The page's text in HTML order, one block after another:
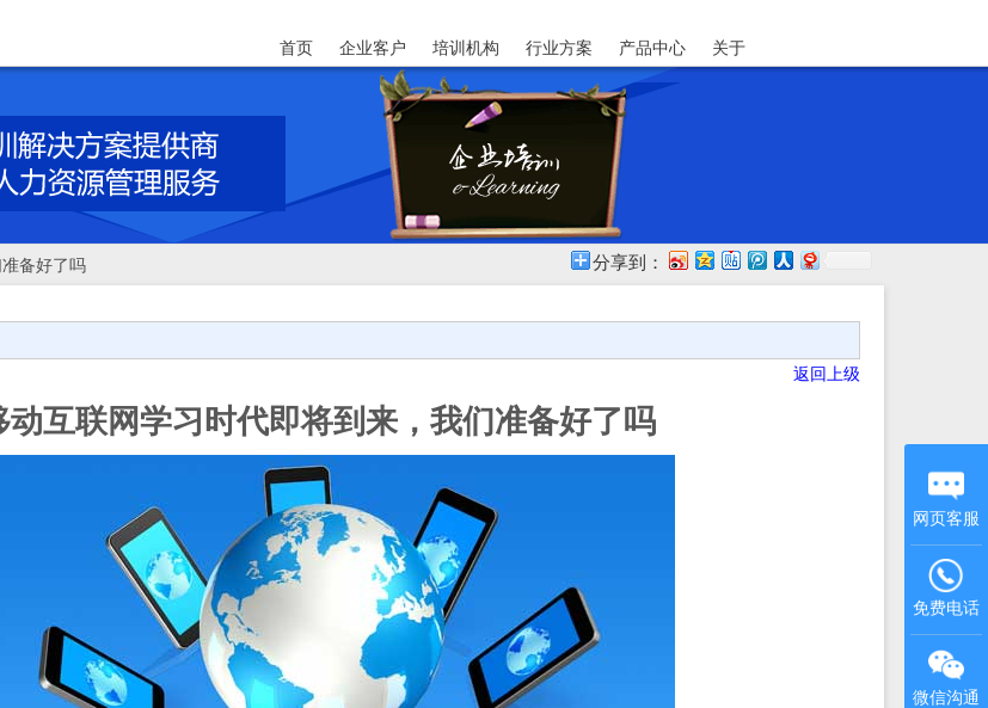
首页 企业客户 培训机构 行业方案 产品中心 关于
备好了吗 分享到：
返回上级
动互联网学习时代即将到来，我们准备好了吗
网页客服
免费电话
微信沟通